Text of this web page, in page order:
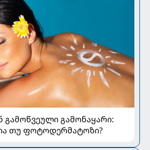
გამოწვეული გამონაყარი:
თუ ფოტოდერმატოზი?